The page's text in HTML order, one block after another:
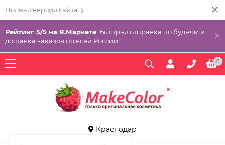
Полная версия сайта
Рейтинг 5/5 на Я.Маркете . Быстрая отправка по будням и
доставка заказов по всей России!
×
0
Краснодар